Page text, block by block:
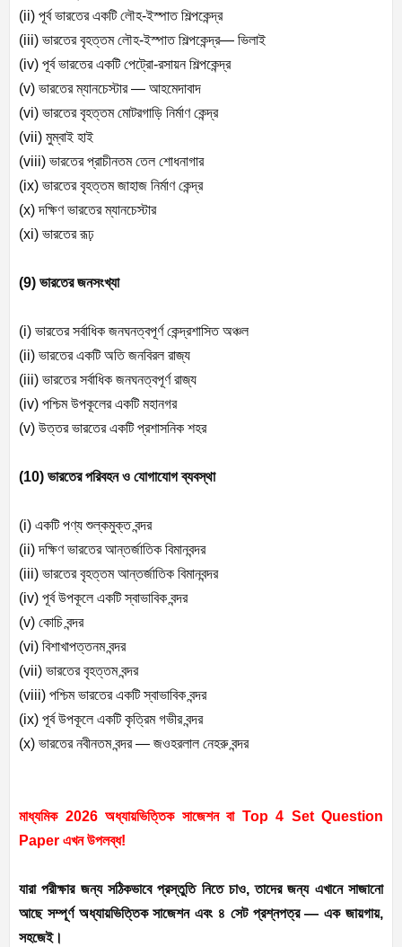
(ii) পূর্ব ভারতের একটি লৌহ-ইস্পাত শিল্পকেন্দ্র
(iii) ভারতের বৃহত্তম লৌহ-ইস্পাত শিল্পকেন্দ্র— ভিলাই
(iv) পূর্ব ভারতের একটি পেট্রো-রসায়ন শিল্পকেন্দ্র
(v) ভারতের ম্যানচেস্টার — আহমেদাবাদ
(vi) ভারতের বৃহত্তম মোটরগাড়ি নির্মাণ কেন্দ্র
(vii) মুম্বাই হাই
(viii) ভারতের প্রাচীনতম তেল শোধনাগার
(ix) ভারতের বৃহত্তম জাহাজ নির্মাণ কেন্দ্র
(x) দক্ষিণ ভারতের ম্যানচেস্টার
(xi) ভারতের রূঢ়
(9) ভারতের জনসংখ্যা
(i) ভারতের সর্বাধিক জনঘনত্বপূর্ণ কেন্দ্রশাসিত অঞ্চল
(ii) ভারতের একটি অতি জনবিরল রাজ্য
(iii) ভারতের সর্বাধিক জনঘনত্বপূর্ণ রাজ্য
(iv) পশ্চিম উপকূলের একটি মহানগর
(v) উত্তর ভারতের একটি প্রশাসনিক শহর
(10) ভারতের পরিবহন ও যোগাযোগ ব্যবস্থা
(i) একটি পণ্য শুল্কমুক্ত বন্দর
(ii) দক্ষিণ ভারতের আন্তর্জাতিক বিমানবন্দর
(iii) ভারতের বৃহত্তম আন্তর্জাতিক বিমানবন্দর
(iv) পূর্ব উপকূলে একটি স্বাভাবিক বন্দর
(v) কোচি বন্দর
(vi) বিশাখাপত্তনম বন্দর
(vii) ভারতের বৃহত্তম বন্দর
(viii) পশ্চিম ভারতের একটি স্বাভাবিক বন্দর
(ix) পূর্ব উপকূলে একটি কৃত্রিম গভীর বন্দর
(x) ভারতের নবীনতম বন্দর — জওহরলাল নেহরু বন্দর
মাধ্যমিক 2026 অধ্যায়ভিত্তিক সাজেশন বা Top 4 Set Question
Paper এখন উপলব্ধ!
যারা পরীক্ষার জন্য সঠিকভাবে প্রস্তুতি নিতে চাও, তাদের জন্য এখানে সাজানো
আছে সম্পূর্ণ অধ্যায়ভিত্তিক সাজেশন এবং ৪ সেট প্রশ্নপত্র — এক জায়গায়,
সহজেই।